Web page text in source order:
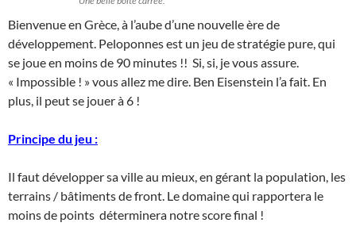
Bienvenue en Grèce, à l’aube d’une nouvelle ère de
développement. Peloponnes est un jeu de stratégie pure, qui
se joue en moins de 90 minutes !! Si, si, je vous assure.
« Impossible ! » vous allez me dire. Ben Eisenstein l’a fait. En
plus, il peut se jouer à 6 !
Principe du jeu :
Il faut développer sa ville au mieux, en gérant la population, les
terrains / bâtiments de front. Le domaine qui rapportera le
moins de points déterminera notre score final !